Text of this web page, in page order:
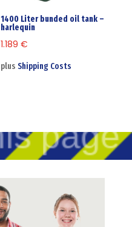
1400 Liter bunded oil tank –
harlequin
1.189€
plusShipping Costs